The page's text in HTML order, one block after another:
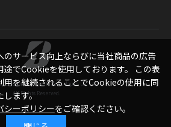
Bridgestone Sports Sales Japan Co., Ltd.
All Rights Reserved.
のサービス向上ならびに当社商品の広告
途でCookieを使用しております。 この表
用を継続されることでCookieの使用に同
ます。
シーポリシーをご確認ください。